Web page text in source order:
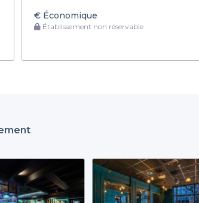
€Économique
Établissement non réservable